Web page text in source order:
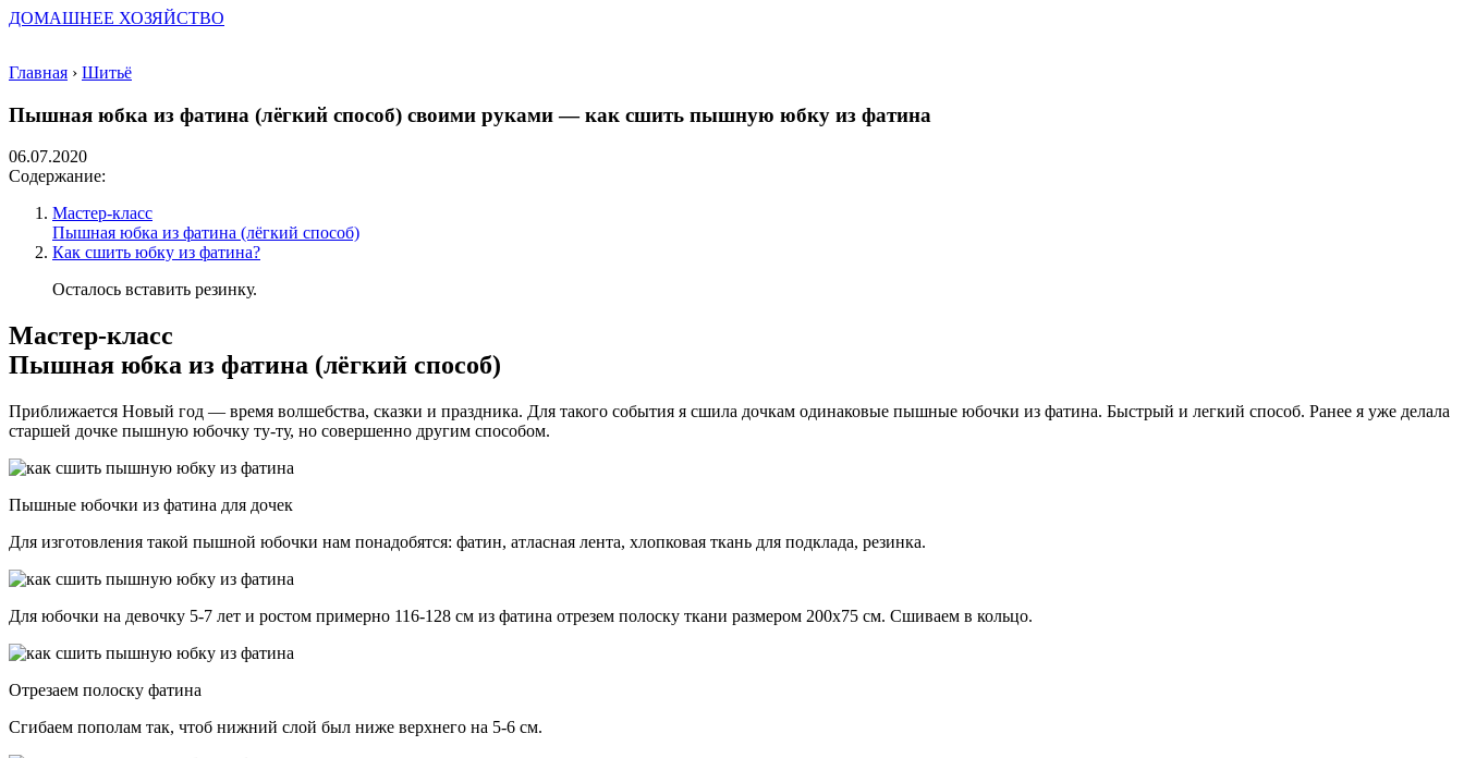
ДОМАШНЕЕ ХОЗЯЙСТВО
Главная › Шитьё
Пышная юбка из фатина (лёгкий способ) своими руками — как сшить пышную юбку из фатина
06.07.2020
Содержание:
Мастер-класс
Пышная юбка из фатина (лёгкий способ)
Как сшить юбку из фатина?
Осталось вставить резинку.
Мастер-класс
Пышная юбка из фатина (лёгкий способ)
Приближается Новый год — время волшебства, сказки и праздника. Для такого события я сшила дочкам одинаковые пышные юбочки из фатина. Быстрый и легкий способ. Ранее я уже делала
старшей дочке пышную юбочку ту-ту, но совершенно другим способом.
Пышные юбочки из фатина для дочек
Для изготовления такой пышной юбочки нам понадобятся: фатин, атласная лента, хлопковая ткань для подклада, резинка.
Для юбочки на девочку 5-7 лет и ростом примерно 116-128 см из фатина отрезем полоску ткани размером 200х75 см. Сшиваем в кольцо.
Отрезаем полоску фатина
Сгибаем пополам так, чтоб нижний слой был ниже верхнего на 5-6 см.